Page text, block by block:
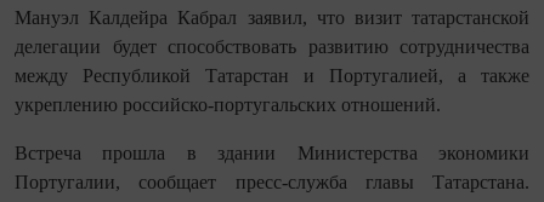
Мануэл Калдейра Кабрал заявил, что визит татарстанской
делегации будет способствовать развитию сотрудничества
между Республикой Татарстан и Португалией, а также
укреплению российско-португальских отношений.
Встреча прошла в здании Министерства экономики
Португалии, сообщает пресс-служба главы Татарстана.